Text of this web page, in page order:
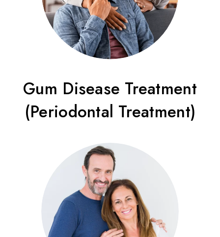
Gum Disease Treatment
(Periodontal Treatment)